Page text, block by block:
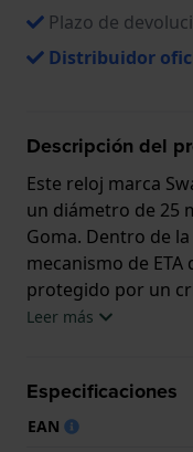
Plazo de
Distribuidor
Descripción del
Este reloj marca
un diámetro de 25
Goma. Dentro de
mecanismo de
protegido por un
agua. El reloj viene
Leer más
Especificaciones
EAN